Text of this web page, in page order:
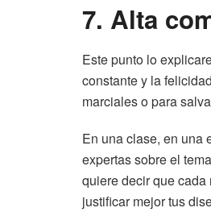
7. Alta
Este punto lo
constante y la
marciales o para
En una clase, en una
expertas sobre el
quiere decir que cada
justificar mejor tus